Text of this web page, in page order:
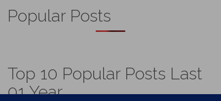
Popular Posts
Top 10 Popular Posts Last
01 Year